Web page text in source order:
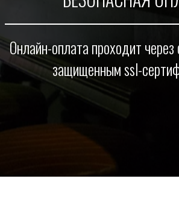
Онлайн-оплата проходит через
защищенным ssl-